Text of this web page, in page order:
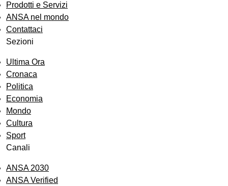
Prodotti e Servizi
ANSA nel mondo
Contattaci
Sezioni
Ultima Ora
Cronaca
Politica
Economia
Mondo
Cultura
Sport
Canali
ANSA 2030
ANSA Verified